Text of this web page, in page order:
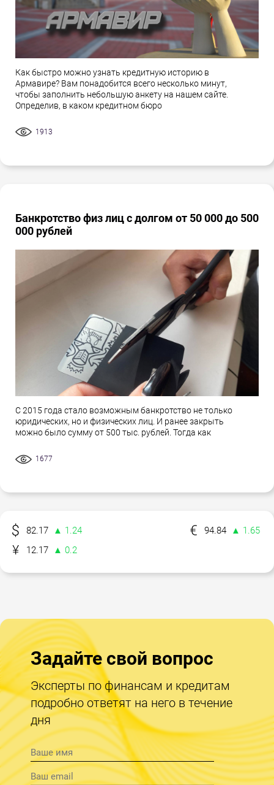
Как быстро можно узнать кредитную историю в
Армавире? Вам понадобится всего несколько минут,
чтобы заполнить небольшую анкету на нашем сайте.
Определив, в каком кредитном бюро
1913
Банкротство физ лиц с долгом от 50 000 до 500
000 рублей
С 2015 года стало возможным банкротство не только
юридических, но и физических лиц. И ранее закрыть
можно было сумму от 500 тыс. рублей. Тогда как
1677
82.17 ▲ 1.24 94.84
▲ 1.65
12.17
▲ 0.2
Задайте свой вопрос
Эксперты по финансам и кредитам
подробно ответят на него в течение
дня